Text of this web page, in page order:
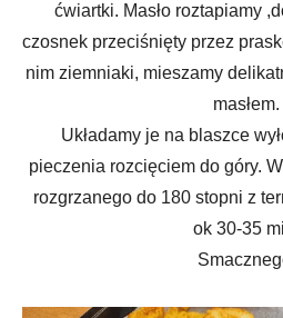
ćwiartki. Masło roztapiamy
czosnek przeciśnięty przez
nim ziemniaki, mieszamy
masłem.
Układamy je na blaszce
pieczenia rozcięciem do góry.
rozgrzanego do 180 stopni z
ok 30-35